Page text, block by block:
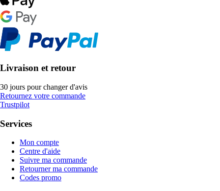
Livraison et retour
30 jours pour changer d'avis
Retournez votre commande
Trustpilot
Services
Mon compte
Centre d'aide
Suivre ma commande
Retourner ma commande
Codes promo